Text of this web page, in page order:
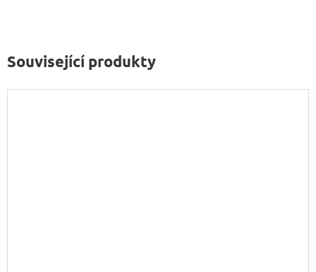
Související produkty